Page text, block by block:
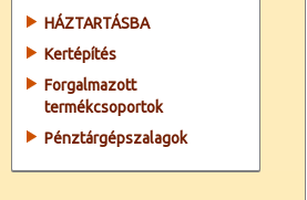
HÁZTARTÁSBA
Kertépítés
Forgalmazott
termékcsoportok
Pénztárgépszalagok